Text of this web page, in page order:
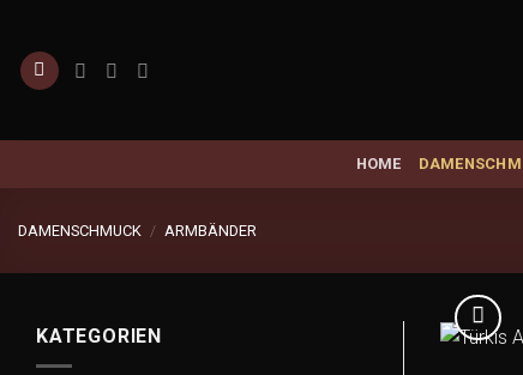
springen
HOME
DAMENSCHMUCK / ARMBÄNDER
KATEGORIEN